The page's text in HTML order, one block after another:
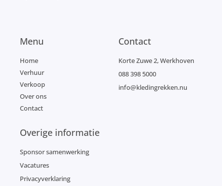
Menu
Home
Verhuur
Verkoop
Over ons
Contact
Contact
Korte Zuwe 2, Werkhoven
088 398 5000
info@kledingrekken.nu
Overige informatie
Sponsor samenwerking
Vacatures
Privacyverklaring